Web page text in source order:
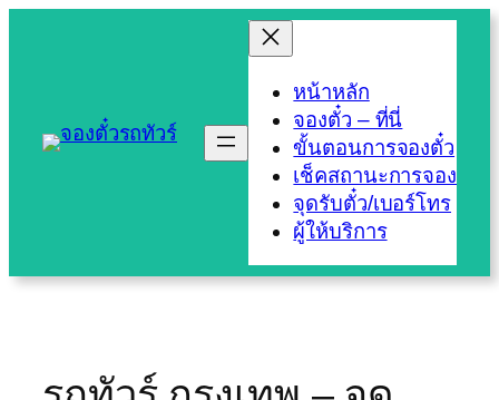
หน้าหลัก
จองตั๋ว – ที่นี่
ขั้นตอนการจองตั๋ว
เช็คสถานะการจอง
จุดรับตั๋ว/เบอร์โทร
ผู้ให้บริการ